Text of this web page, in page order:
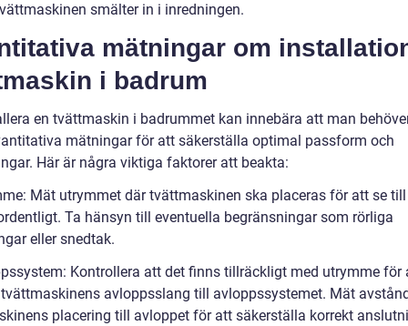
smälter in i inredningen.
mätningar om
i badrum
en tvättmaskin i badrummet kan innebära att man
mätningar för att säkerställa optimal passform och
Här är några viktiga faktorer att beakta:
Mät utrymmet där tvättmaskinen ska placeras för att se
Ta hänsyn till eventuella begränsningar som rörliga
eller snedtak.
Kontrollera att det finns tillräckligt med utrymme för
avloppsslang till avloppssystemet. Mät
placering till avloppet för att säkerställa korrekt